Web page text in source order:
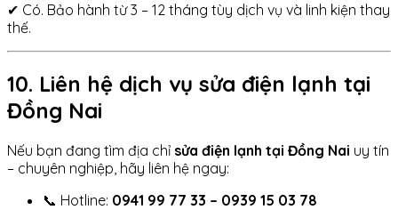
✔ Có. Bảo hành từ 3 – 12 tháng tùy dịch vụ và linh kiện thay
thế.
10. Liên hệ dịch vụ sửa điện lạnh tại
Đồng Nai
Nếu bạn đang tìm địa chỉ sửa điện lạnh tại Đồng Nai uy tín
– chuyên nghiệp, hãy liên hệ ngay:
📞 Hotline: 0941 99 77 33 – 0939 15 03 78